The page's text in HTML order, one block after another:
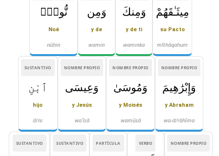
مِيثَـٰقَهُمْ
su Pacto
mīthāqahum
وَمِنكَ
y de ti
waminka
وَمِن
y de
wamin
نُّوحٍۢ
Noé
nūḥin
NOMBRE PROPIO
وَإِبْرَٰهِيمَ
y Abraham
wa-ib'rāhīma
NOMBRE PROPIO
وَمُوسَىٰ
y Moisés
wamūsā
NOMBRE PROPIO
وَعِيسَى
y Jesús
waʿīsā
SUSTANTIVO
ٱبْنِ
hijo
ib'ni
NOMBRE PROPIO
VERBO
PARTÍCULA
SUSTANTIVO
SUSTANTIVO